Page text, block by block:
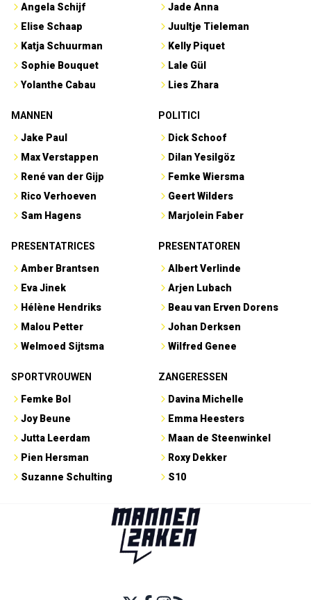
Angela Schijf
Elise Schaap
Katja Schuurman
Sophie Bouquet
Yolanthe Cabau
Jade Anna
Juultje Tieleman
Kelly Piquet
Lale Gül
Lies Zhara
MANNEN
Jake Paul
Max Verstappen
René van der Gijp
Rico Verhoeven
Sam Hagens
POLITICI
Dick Schoof
Dilan Yesilgöz
Femke Wiersma
Geert Wilders
Marjolein Faber
PRESENTATRICES
Amber Brantsen
Eva Jinek
Hélène Hendriks
Malou Petter
Welmoed Sijtsma
PRESENTATOREN
Albert Verlinde
Arjen Lubach
Beau van Erven Dorens
Johan Derksen
Wilfred Genee
SPORTVROUWEN
Femke Bol
Joy Beune
Jutta Leerdam
Pien Hersman
Suzanne Schulting
ZANGERESSEN
Davina Michelle
Emma Heesters
Maan de Steenwinkel
Roxy Dekker
S10